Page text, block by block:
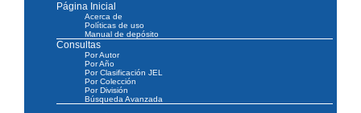
Página Inicial
Acerca de
Políticas de uso
Manual de depósito
Consultas
Por Autor
Por Año
Por Clasificación JEL
Por Colección
Por División
Búsqueda Avanzada